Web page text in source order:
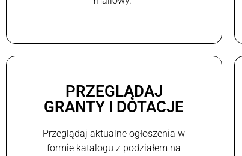
PRZEGLĄDAJ
GRANTY I DOTACJE
Przeglądaj aktualne ogłoszenia w
formie katalogu z podziałem na